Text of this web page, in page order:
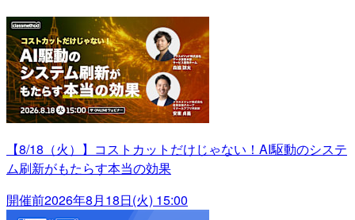
【8/18（火）】コストカットだけじゃない！AI駆動のシステ
ム刷新がもたらす本当の効果
開催前2026年8月18日(火) 15:00